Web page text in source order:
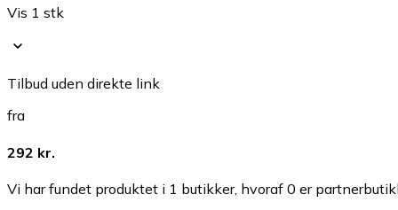
Vis 1 stk
Tilbud uden direkte link
fra
292 kr.
Vi har fundet produktet i 1 butikker, hvoraf 0 er